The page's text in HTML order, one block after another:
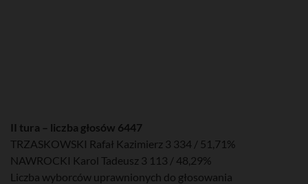
II tura – liczba głosów 6447
TRZASKOWSKI Rafał Kazimierz 3 334 / 51,71%
NAWROCKI Karol Tadeusz 3 113 / 48,29%
Liczba wyborców uprawnionych do głosowania